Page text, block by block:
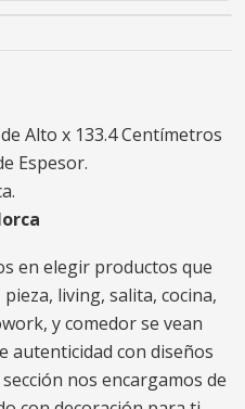
Alto x 133.4 Centímetros
Espesor.
en elegir productos que
living, salita, cocina,
y comedor se vean
autenticidad con diseños
nos encargamos de